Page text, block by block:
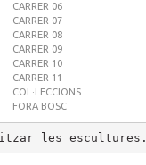
CARRER 06
CARRER 07
CARRER 08
CARRER 09
CARRER 10
CARRER 11
COL·LECCIONS
FORA BOSC
les escultures.